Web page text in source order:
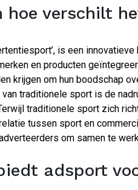
hoe verschilt
is een
en producten
krijgen om hun boodschap
traditionele sport is de
traditionele sport zich
tussen sport en
om samen te
adsport